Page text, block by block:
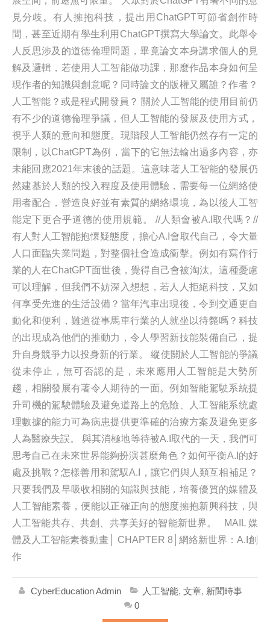
見分歧。有人擁抱科技，提出用ChatGPT可節省創作時
間，甚至近期有學生利用ChatGPT撰寫大學論文。此舉令
人反思涉及的道德倫理問題，畢竟論文本身講求個人的見
解及邏輯，若使用人工智能做功課，那麼作品本身如何呈
現作者的知識與創意呢？同時論文的版權又屬誰？作者？
人工智能？或是程式開發員？ 關於人工智能的使用目前仍
有不少的道德倫理爭議，但人工智能的發展及使用方式，
視乎人類的意向和態度。現階段人工智能仍然存有一定的
限制，以ChatGPT為例，當下的它無法輸出過多內容，亦
未能回應2021年末後的話題。這意味著人工智能的發展仍
然建基於人類的投入程度及使用體驗，需要每一位網絡使
用者配合，營造良好並有素質的網絡環境，為以後人工智
能定下更合乎道德的使用規範。 //人類會被A.I取代嗎？//
有人對人工智能抱懷疑態度，擔心A.I會取代自己，令大量
人口面臨失業問題，對整個社會造成衝擊。例如有寫作行
業的人在ChatGPT面世後，覺得自己會被淘汰。這種憂慮
可以理解，但我們不妨深入想想，若人人拒絕科技，又如
何享受先進的生活設備？當年汽車出現後，令到交通更自
動化和便利，難道從事馬車行業的人就坐以待斃嗎？科技
的出現成為他們的推動力，令人學習新技能裝備自己，提
升自身競爭力以投身新的行業。 縱使關於人工智能的爭議
從未停止，無可否認的是，未來應用人工智能是大勢所
趨，相關發展有著令人期待的一面。例如智能駕駛系統提
升司機的駕駛體驗及避免道路上的危險、人工智能系统處
理數據的能力可為病患提供更準確的治療方案及避免更多
人為醫療失誤。 與其消極地等待被A.I取代的一天，我們可
思考自己在未來世界能夠扮演甚麼角色？如何平衡A.I的好
處及挑戰？怎樣善用和駕馭A.I，讓它們與人類互相補足？
只要我們及早吸收相關的知識與技能，培養優質的媒體及
人工智能素養，便能以正確正向的態度擁抱新興科技，與
人工智能共存、共創、共享美好的智能新世界。 MAIL 媒
體及人工智能素養動畫│ CHAPTER 8│網絡新世界：A.I創
作
CyberEducation Admin 人工智能, 文章, 新聞時事
0